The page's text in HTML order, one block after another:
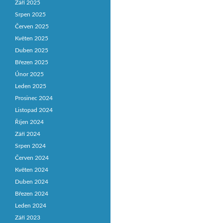
Září 2025
Srpen 2025
Červen 2025
Květen 2025
Duben 2025
Březen 2025
Únor 2025
Leden 2025
Prosinec 2024
Listopad 2024
Říjen 2024
Září 2024
Srpen 2024
Červen 2024
Květen 2024
Duben 2024
Březen 2024
Leden 2024
Září 2023